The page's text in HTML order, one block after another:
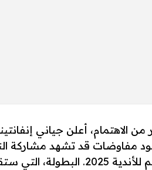
الاهتمام، أعلن جياني
مفاوضات قد تشهد مشاركة